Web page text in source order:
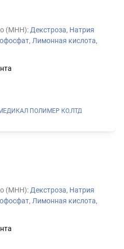
(МНН): Декстроза, Натрия
, Лимонная кислота,
ПОЛИМЕР КО.ЛТД
(МНН): Декстроза, Натрия
, Лимонная кислота,